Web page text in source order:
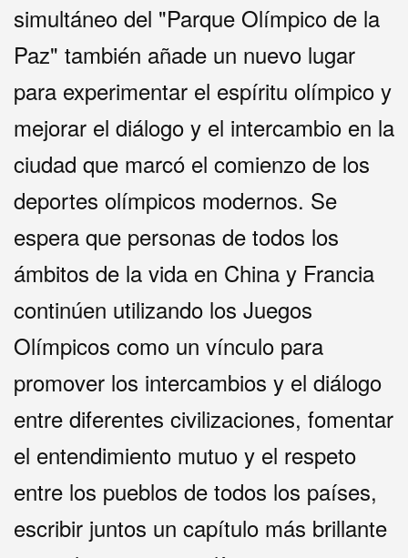
simultáneo del "Parque Olímpico de la
Paz" también añade un nuevo lugar
para experimentar el espíritu olímpico y
mejorar el diálogo y el intercambio en la
ciudad que marcó el comienzo de los
deportes olímpicos modernos. Se
espera que personas de todos los
ámbitos de la vida en China y Francia
continúen utilizando los Juegos
Olímpicos como un vínculo para
promover los intercambios y el diálogo
entre diferentes civilizaciones, fomentar
el entendimiento mutuo y el respeto
entre los pueblos de todos los países,
escribir juntos un capítulo más brillante